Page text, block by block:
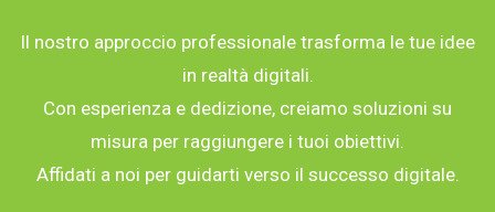
Il nostro approccio professionale trasforma le tue idee
in realtà digitali.
Con esperienza e dedizione, creiamo soluzioni su
misura per raggiungere i tuoi obiettivi.
Affidati a noi per guidarti verso il successo digitale.